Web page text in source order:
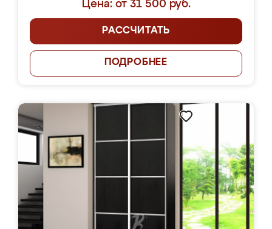
Цена: от 31 500 руб.
РАССЧИТАТЬ
ПОДРОБНЕЕ